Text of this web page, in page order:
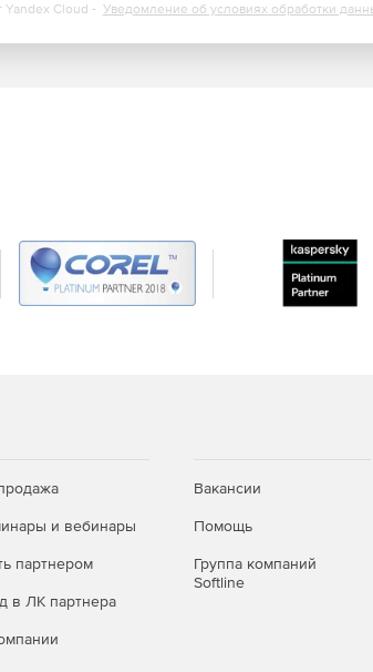
считывание и
программ. Алгоритм
вам на электронную
продукта.
программу.
активации в день
Yandex Cloud - Уведомление об условиях обработки
и вебинары
партнером
в ЛК партнера
Вакансии
Помощь
Группа компаний
Softline